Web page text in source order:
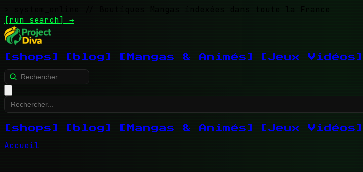
// Boutiques Mangas indexées dans toute la France
[run search] →
[shops] [blog] [Mangas & Animés] [Jeux Vidéos]
[shops] [blog] [Mangas & Animés] [Jeux Vidéos]
Accueil